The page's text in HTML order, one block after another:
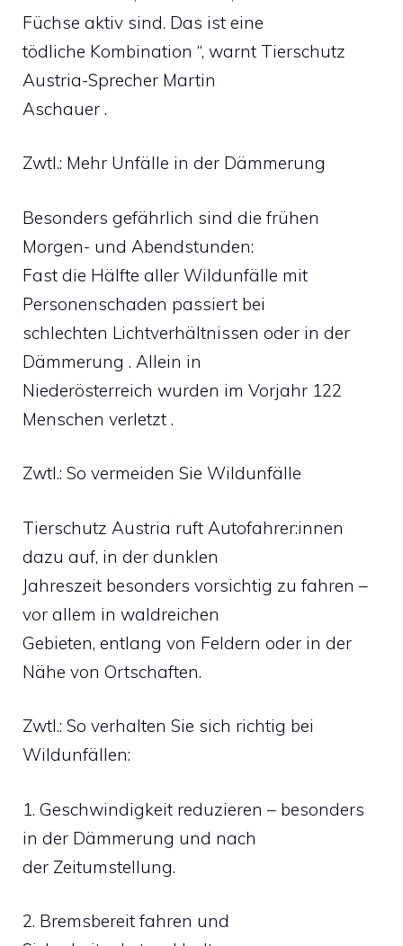
Füchse aktiv sind. Das ist eine
tödliche Kombination “, warnt Tierschutz
Austria-Sprecher Martin
Aschauer .
Zwtl.: Mehr Unfälle in der Dämmerung
Besonders gefährlich sind die frühen
Morgen- und Abendstunden:
Fast die Hälfte aller Wildunfälle mit
Personenschaden passiert bei
schlechten Lichtverhältnissen oder in der
Dämmerung . Allein in
Niederösterreich wurden im Vorjahr 122
Menschen verletzt .
Zwtl.: So vermeiden Sie Wildunfälle
Tierschutz Austria ruft Autofahrer:innen
dazu auf, in der dunklen
Jahreszeit besonders vorsichtig zu fahren –
vor allem in waldreichen
Gebieten, entlang von Feldern oder in der
Nähe von Ortschaften.
Zwtl.: So verhalten Sie sich richtig bei
Wildunfällen:
1. Geschwindigkeit reduzieren – besonders
in der Dämmerung und nach
der Zeitumstellung.
2. Bremsbereit fahren und